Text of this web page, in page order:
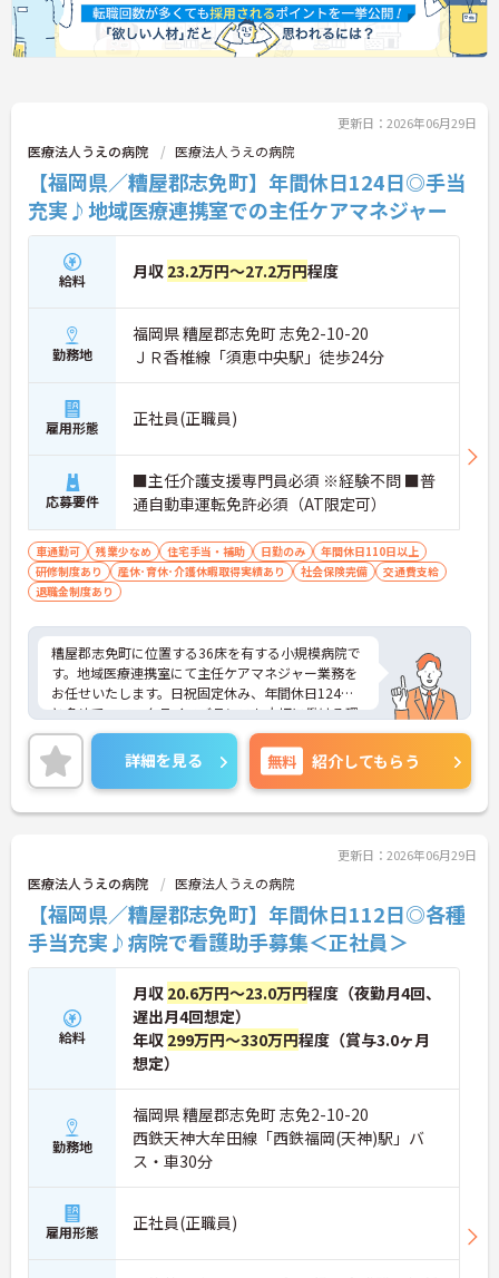
更新日：2026年06月29日
医療法人うえの病院 医療法人うえの病院
【福岡県／糟屋郡志免町】年間休日124日◎手当
充実♪地域医療連携室での主任ケアマネジャー
給料 月収 23.2万円～27.2万円程度
勤務地
福岡県 糟屋郡志免町 志免2-10-20
ＪＲ香椎線「須恵中央駅」徒歩24分
雇用形態 正社員(正職員)
応募要件
■主任介護支援専門員必須 ※経験不問 ■普
通自動車運転免許必須（AT限定可）
車通勤可 残業少なめ 住宅手当・補助 日勤のみ
年間休日110日以上
研修制度あり
産休･育休･介護休暇取得実績あり 社会保険完備
交通費支給
退職金制度あり
糟屋郡志免町に位置する36床を有する小規模病院で
す。地域医療連携室にて主任ケアマネジャー業務を
お任せいたします。日祝固定休み、年間休日124日
と多めで、ワークライフバランスも大切に働ける環
境です。充実した手当も魅力の一つです。ご興味の
ある方には、面接対策ポイントなど、さらに詳細を
お話しいたしますのでお気軽にご相談ください！
詳細を見る 無料 紹介してもらう
更新日：2026年06月29日
医療法人うえの病院 医療法人うえの病院
【福岡県／糟屋郡志免町】年間休日112日◎各種
手当充実♪病院で看護助手募集＜正社員＞
給料
月収 20.6万円～23.0万円程度（夜勤月4回、
遅出月4回想定）
年収 299万円～330万円程度（賞与3.0ヶ月
想定）
勤務地
福岡県 糟屋郡志免町 志免2-10-20
西鉄天神大牟田線「西鉄福岡(天神)駅」バ
ス・車30分
雇用形態 正社員(正職員)